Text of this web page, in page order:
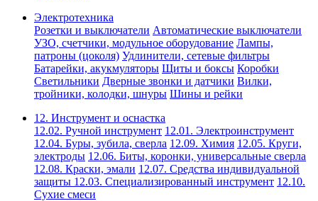
Электротехника
Розетки и выключатели Автоматические выключатели
УЗО, счетчики, модульное оборудование Лампы,
патроны (цоколя) Удлинители, сетевые фильтры
Батарейки, акукмуляторы Щиты и боксы Коробки
Светильники Дверные звонки и датчики Вилки,
тройники, колодки, шнуры Шины и рейки
12. Инструмент и оснастка
12.02. Ручной инструмент 12.01. Электроинструмент
12.04. Буры, зубила, сверла 12.09. Химия 12.05. Круги,
электроды 12.06. Биты, коронки, универсальные сверла
12.08. Краски, эмали 12.07. Средства индивидуальной
защиты 12.03. Специализированный инструмент 12.10.
Сухие смеси